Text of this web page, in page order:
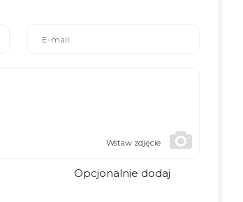
Wstaw zdjęcie
Opcjonalnie dodaj